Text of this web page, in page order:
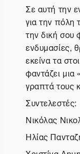
Σε αυτή την
για την πόλη
την δική σου
ενδυμασίες,
εκείνα τα
φαντάζει
γραπτά τους
Συντελεστές:
Νικόλας
Ηλίας